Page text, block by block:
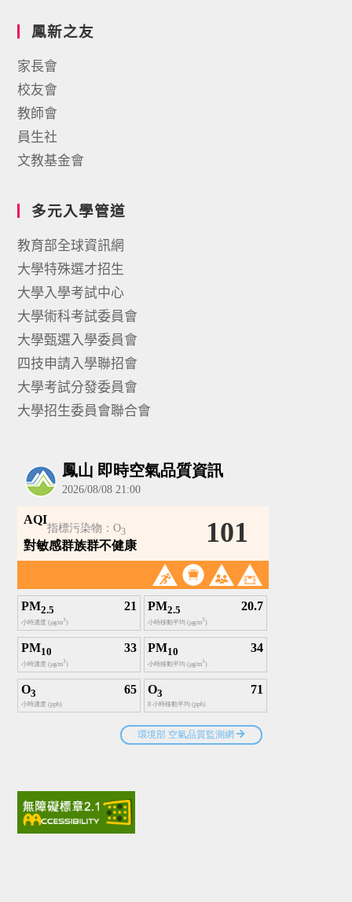
鳳新之友
家長會
校友會
教師會
員生社
文教基金會
多元入學管道
教育部全球資訊網
大學特殊選才招生
大學入學考試中心
大學術科考試委員會
大學甄選入學委員會
四技申請入學聯招會
大學考試分發委員會
大學招生委員會聯合會